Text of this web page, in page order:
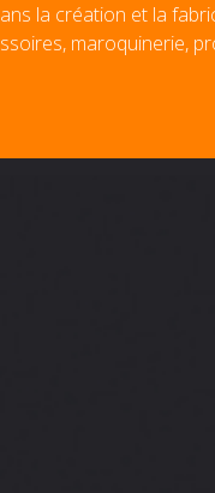
la création et la
maroquinerie,